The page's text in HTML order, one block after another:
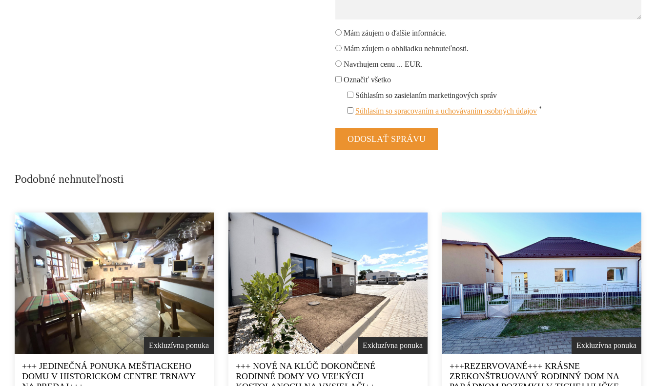
Mám záujem o ďalšie informácie.
Mám záujem o obhliadku nehnuteľnosti.
Navrhujem cenu ... EUR.
Označiť všetko
Súhlasím so zasielaním marketingových správ
Súhlasím so spracovaním a uchovávaním osobných údajov *
Podobné nehnuteľnosti
Exkluzívna ponuka
+++ JEDINEČNÁ PONUKA MEŠTIACKEHO
DOMU V HISTORICKOM CENTRE TRNAVY
Exkluzívna ponuka
+++ NOVÉ NA KLÚČ DOKONČENÉ
RODINNÉ DOMY VO VEĽKÝCH
Exkluzívna ponuka
+++REZERVOVANÉ+++ KRÁSNE
ZREKONŠTRUOVANÝ RODINNÝ DOM NA